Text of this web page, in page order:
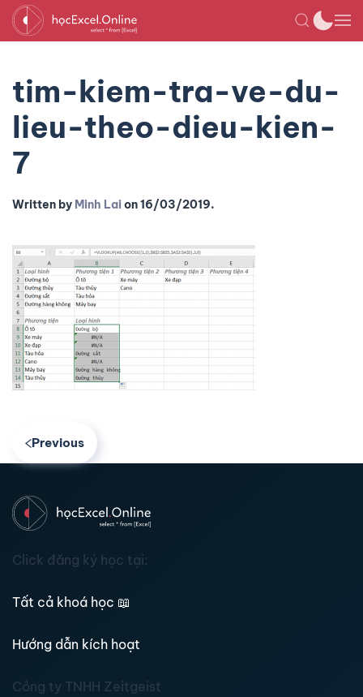
tim-kiem-tra-ve-du-
lieu-theo-dieu-kien-
7
Written by Minh Laion16/03/2019.
Previous
Click đăng ký học tại:
Tất cả khoá học 📖
Hướng dẫn kích hoạt
Công ty TNHH Zeitgeist